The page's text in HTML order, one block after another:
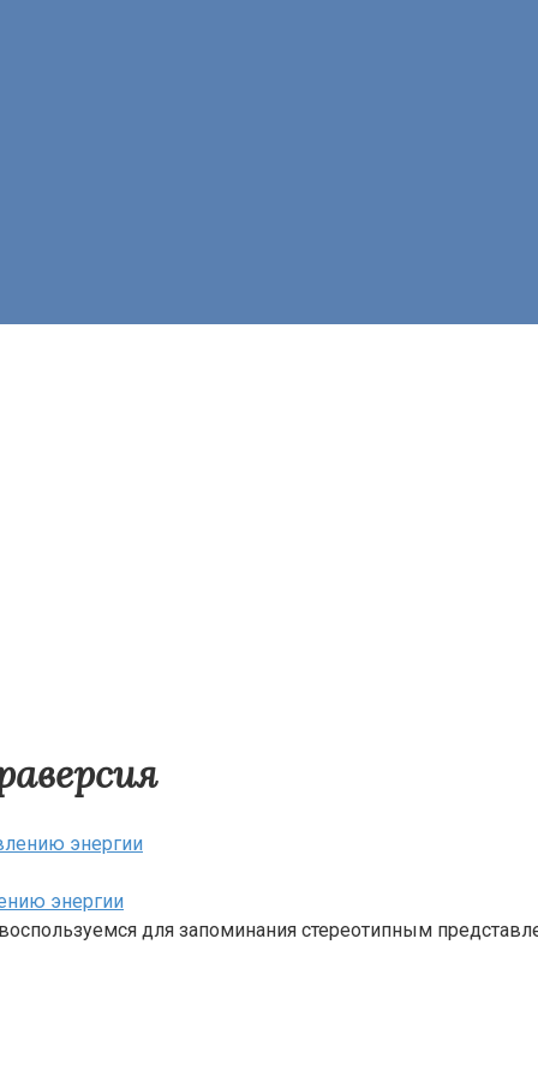
энергии
для запоминания стереотипным